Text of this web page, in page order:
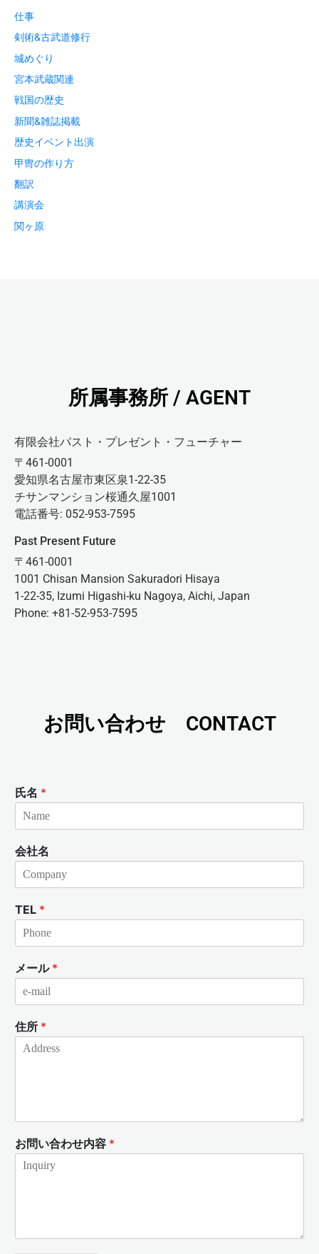
仕事
剣術&古武道修行
城めぐり
宮本武蔵関連
戦国の歴史
新聞&雑誌掲載
歴史イベント出演
甲冑の作り方
翻訳
講演会
関ヶ原
所属事務所 / AGENT
有限会社パスト・プレゼント・フューチャー
〒461-0001
愛知県名古屋市東区泉1-22-35
チサンマンション桜通久屋1001
電話番号: 052-953-7595
Past Present Future
〒461-0001
1001 Chisan Mansion Sakuradori Hisaya
1-22-35, Izumi Higashi-ku Nagoya, Aichi, Japan
Phone: +81-52-953-7595
お問い合わせ CONTACT
氏名 *
会社名
TEL *
メール *
住所 *
お問い合わせ内容 *